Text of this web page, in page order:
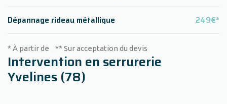
Dépannage rideau métallique 249€*
* À partir de ** Sur acceptation du devis
Intervention en serrurerie
Yvelines (78)